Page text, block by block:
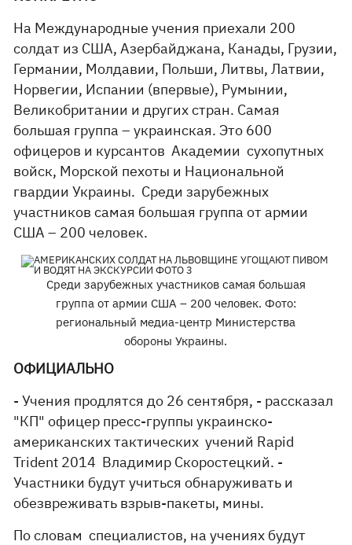
На Международные учения приехали 200
солдат из США, Азербайджана, Канады, Грузии,
Германии, Молдавии, Польши, Литвы, Латвии,
Норвегии, Испании (впервые), Румынии,
Великобритании и других стран. Самая
большая группа – украинская. Это 600
офицеров и курсантов Академии сухопутных
войск, Морской пехоты и Национальной
гвардии Украины. Среди зарубежных
участников самая большая группа от армии
США – 200 человек.
Среди зарубежных участников самая большая
группа от армии США – 200 человек. Фото:
региональный медиа-центр Министерства
обороны Украины.
ОФИЦИАЛЬНО
- Учения продлятся до 26 сентября, - рассказал
"КП" офицер пресс-группы украинско-
американских тактических учений Rapid
Trident 2014 Владимир Скоростецкий. -
Участники будут учиться обнаруживать и
обезвреживать взрыв-пакеты, мины.
По словам специалистов, на учениях будут